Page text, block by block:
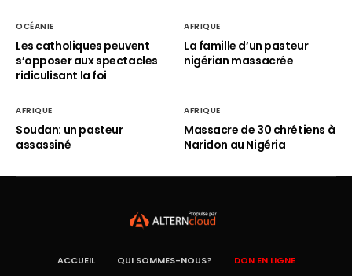
OCÉANIE
Les catholiques peuvent
s’opposer aux spectacles
ridiculisant la foi
AFRIQUE
La famille d’un pasteur
nigérian massacrée
AFRIQUE
Soudan: un pasteur
assassiné
AFRIQUE
Massacre de 30 chrétiens à
Naridon au Nigéria
ACCUEIL QUI SOMMES-NOUS? DON EN LIGNE